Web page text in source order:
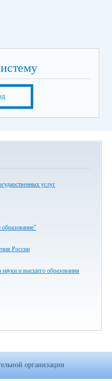
услуг
России
и высшего образования
организации